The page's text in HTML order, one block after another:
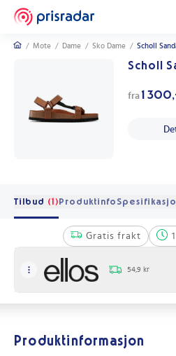
/ Mote / Dame / Sko Dame / Scholl
Scholl
fra 1
Tilbud (1)Produktinfo
Gratis frakt
54,9 kr
Produktinformasjon